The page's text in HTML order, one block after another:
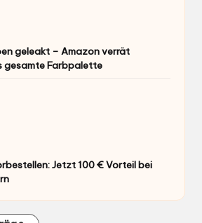
geleakt – Amazon verrät
gesamte Farbpalette
Jetzt 100 € Vorteil bei